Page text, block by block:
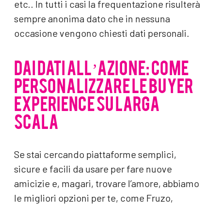
etc.. In tutti i casi la frequentazione risulterà
sempre anonima dato che in nessuna
occasione vengono chiesti dati personali.
DAI DATI ALL’AZIONE: COME
PERSONALIZZARE LE BUYER
EXPERIENCE SU LARGA
SCALA
Se stai cercando piattaforme semplici,
sicure e facili da usare per fare nuove
amicizie e, magari, trovare l’amore, abbiamo
le migliori opzioni per te, come Fruzo,